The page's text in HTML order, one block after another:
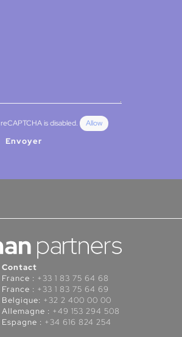
reCAPTCHA is disabled. Allow
Envoyer
Contact
France : +33 1 83 75 64 68
France : +33 1 83 75 64 69
Belgique: +32 2 400 00 00
Allemagne : +49 153 294 508
Espagne : +34 616 824 254